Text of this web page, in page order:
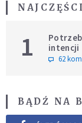
1
intencji
62
BĄDŹ NA